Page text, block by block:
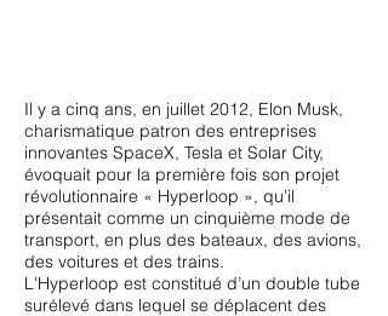
Il y a cinq ans, en juillet 2012, Elon Musk,
charismatique patron des entreprises
innovantes SpaceX, Tesla et Solar City,
évoquait pour la première fois son projet
révolutionnaire « Hyperloop », qu’il
présentait comme un cinquième mode de
transport, en plus des bateaux, des avions,
des voitures et des trains.
L'Hyperloop est constitué d’un double tube
surélevé dans lequel se déplacent des